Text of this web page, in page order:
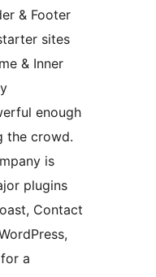
& Footer
sites
& Inner
enough
the crowd.
is
plugins
Contact
a